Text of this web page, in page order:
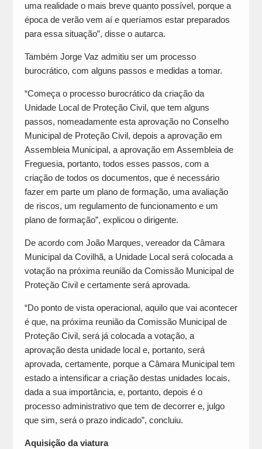
uma realidade o mais breve quanto possível, porque a
época de verão vem aí e queríamos estar preparados
para essa situação”, disse o autarca.
Também Jorge Vaz admitiu ser um processo
burocrático, com alguns passos e medidas a tomar.
“Começa o processo burocrático da criação da
Unidade Local de Proteção Civil, que tem alguns
passos, nomeadamente esta aprovação no Conselho
Municipal de Proteção Civil, depois a aprovação em
Assembleia Municipal, a aprovação em Assembleia de
Freguesia, portanto, todos esses passos, com a
criação de todos os documentos, que é necessário
fazer em parte um plano de formação, uma avaliação
de riscos, um regulamento de funcionamento e um
plano de formação”, explicou o dirigente.
De acordo com João Marques, vereador da Câmara
Municipal da Covilhã, a Unidade Local será colocada a
votação na próxima reunião da Comissão Municipal de
Proteção Civil e certamente será aprovada.
“Do ponto de vista operacional, aquilo que vai acontecer
é que, na próxima reunião da Comissão Municipal de
Proteção Civil, será já colocada a votação, a
aprovação desta unidade local e, portanto, será
aprovada, certamente, porque a Câmara Municipal tem
estado a intensificar a criação destas unidades locais,
dada a sua importância, e, portanto, depois é o
processo administrativo que tem de decorrer e, julgo
que sim, será o prazo indicado”, concluiu.
Aquisição da viatura